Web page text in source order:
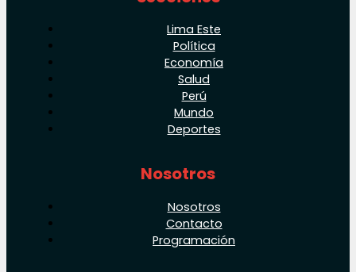
Lima Este
Política
Economía
Salud
Perú
Mundo
Deportes
Nosotros
Nosotros
Contacto
Programación